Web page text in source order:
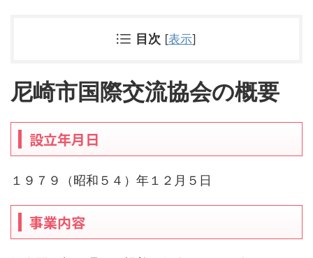
目次 [表示]
尼崎市国際交流協会の概要
設立年月日
１９７９（昭和５４）年１２月５日
事業内容